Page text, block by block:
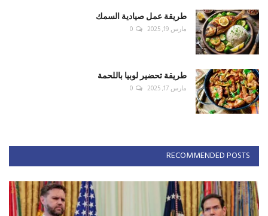
طريقة عمل صيادية السمك
مارس 19, 2025 0
طريقة تحضير لوبيا باللحمة
مارس 17, 2025 0
RECOMMENDED POSTS